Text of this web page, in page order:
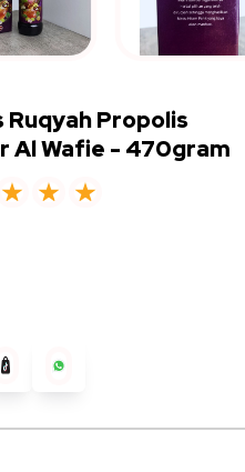
Ruqyah Propolis
Al Wafie - 470gram